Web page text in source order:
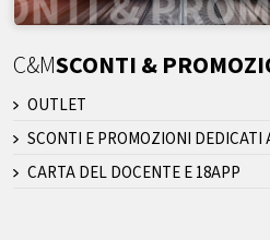
C&MSCONTI &
OUTLET
SCONTI E PROMOZIONI DEDICATI
CARTA DEL DOCENTE E 18APP